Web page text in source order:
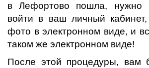
в Лефортово пошла, нужно
войти в ваш личный
фото в электронном виде, и
таком же электронном виде!
После этой процедуры, вам